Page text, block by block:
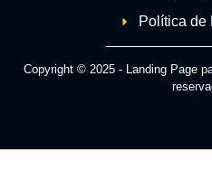
Política de
Copyright © 2025 - Landing Page